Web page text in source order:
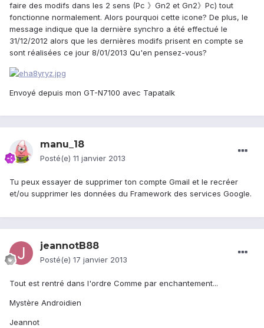
faire des modifs dans les 2 sens (Pc 》Gn2 et Gn2》Pc) tout
fonctionne normalement. Alors pourquoi cette icone? De plus, le
message indique que la dernière synchro a été effectué le
31/12/2012 alors que les dernières modifs prisent en compte se
sont réalisées ce jour 8/01/2013 Qu'en pensez-vous?
Envoyé depuis mon GT-N7100 avec Tapatalk
manu_18
Posté(e) 11 janvier 2013
Tu peux essayer de supprimer ton compte Gmail et le recréer
et/ou supprimer les données du Framework des services Google.
jeannotB88
Posté(e) 17 janvier 2013
Tout est rentré dans l'ordre Comme par enchantement...
Mystère Androidien
Jeannot